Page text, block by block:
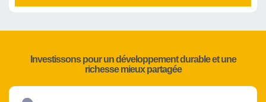
Investissons pour un développement durable et une
richesse mieux partagée